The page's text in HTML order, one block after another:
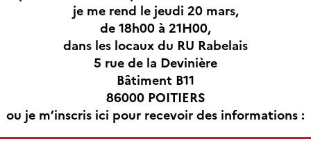
je me rend le jeudi 20 mars,
de 18h00 à 21H00,
dans les locaux du RU Rabelais
5 rue de la Devinière
Bâtiment B11
86000 POITIERS
ou je m’inscris ici pour recevoir des informations :